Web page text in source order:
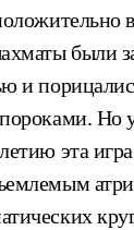
были
и
Но
эта